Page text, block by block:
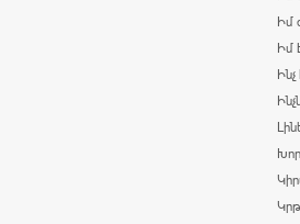
Իմ
Իմ